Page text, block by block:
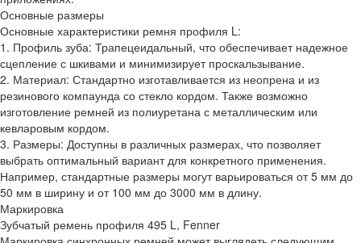
Основные размеры
Основные характеристики ремня профиля L:
1. Профиль зуба: Трапецеидальный, что обеспечивает надежное
сцепление с шкивами и минимизирует проскальзывание.
2. Материал: Стандартно изготавливается из неопрена и из
резинового компаунда со стекло кордом. Также возможно
изготовление ремней из полиуретана с металлическим или
кевларовым кордом.
3. Размеры: Доступны в различных размерах, что позволяет
выбрать оптимальный вариант для конкретного применения.
Например, стандартные размеры могут варьироваться от 5 мм до
50 мм в ширину и от 100 мм до 3000 мм в длину.
Маркировка
Зубчатый ремень профиля 495 L, Fenner